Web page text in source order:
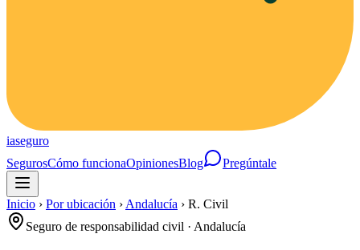
iaseguro
SegurosCómo funcionaOpinionesBlog Pregúntale
Inicio › Por ubicación › Andalucía › R. Civil
Seguro de responsabilidad civil · Andalucía